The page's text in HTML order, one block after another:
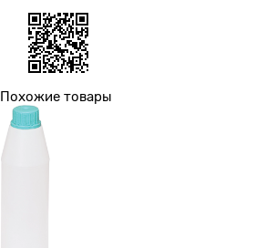
Похожие товары